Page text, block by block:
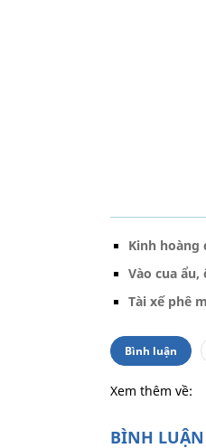
Kinh
Vào cua
Tài xế phê
Bình luận
Xem thêm về: